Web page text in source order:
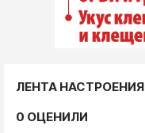
ЛЕНТА НАСТРОЕНИЯ
0 ОЦЕНИЛИ